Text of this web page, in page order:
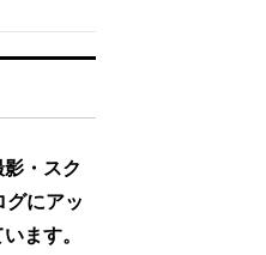
・スク
グにアッ
ます。